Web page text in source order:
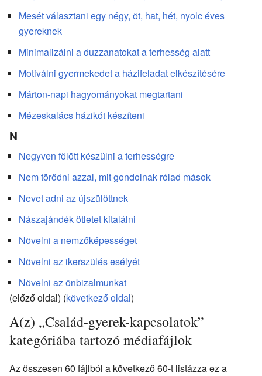
Mesét választani egy négy, öt, hat, hét, nyolc éves
gyereknek
Minimalizálni a duzzanatokat a terhesség alatt
Motiválni gyermekedet a házifeladat elkészítésére
Márton-napi hagyományokat megtartani
Mézeskalács házikót készíteni
N
Negyven fölött készülni a terhességre
Nem törődni azzal, mit gondolnak rólad mások
Nevet adni az újszülöttnek
Nászajándék ötletet kitalálni
Növelni a nemzőképességet
Növelni az ikerszülés esélyét
Növelni az önbizalmunkat
(előző oldal) (következő oldal)
A(z) „Család-gyerek-kapcsolatok”
kategóriába tartozó médiafájlok
Az összesen 60 fájlból a következő 60-t listázza ez a